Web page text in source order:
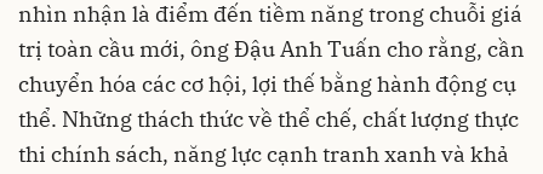
nhìn nhận là điểm đến tiềm năng trong chuỗi giá
trị toàn cầu mới, ông Đậu Anh Tuấn cho rằng, cần
chuyển hóa các cơ hội, lợi thế bằng hành động cụ
thể. Những thách thức về thể chế, chất lượng thực
thi chính sách, năng lực cạnh tranh xanh và khả